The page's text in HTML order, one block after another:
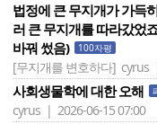
법정에 큰 무지개가 가득
러 큰 무지개를 따라갔었
바꿔 썼음)
100자평
[무지개를 변호하다] cyrus
사회생물학에 대한 오해
cyrus | 2026-06-15 07:00